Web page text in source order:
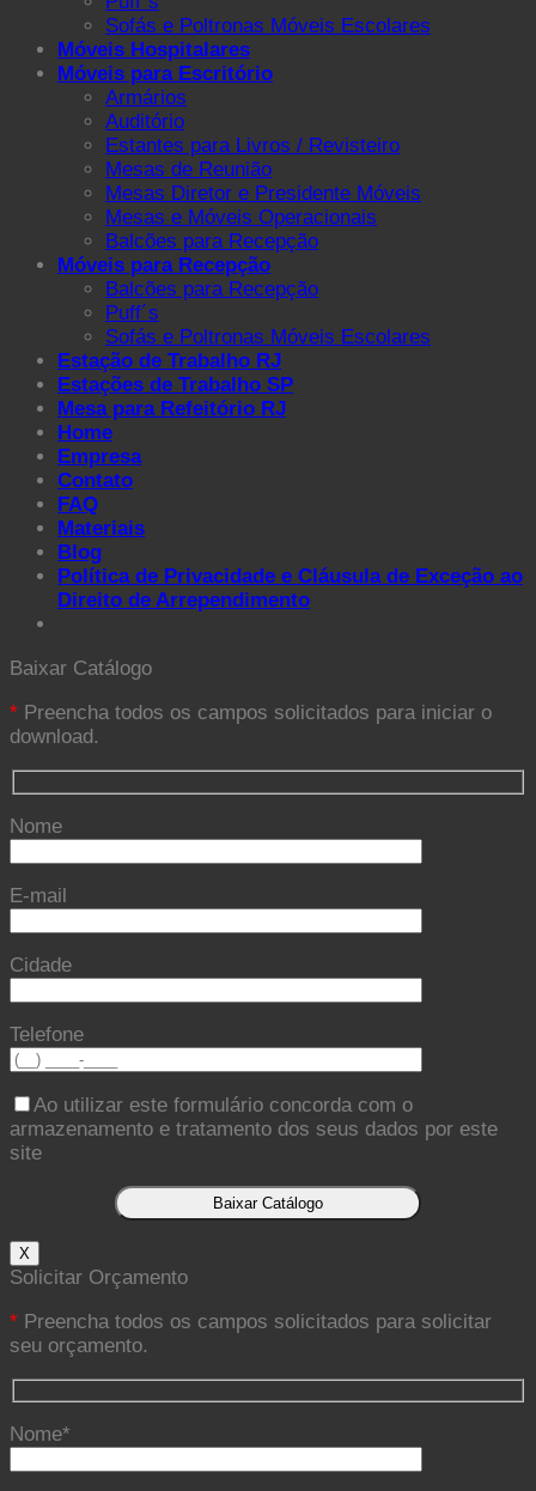
Sofás e Poltronas Móveis Escolares
Móveis Hospitalares
Móveis para Escritório
Armários
Auditório
Estantes para Livros / Revisteiro
Mesas de Reunião
Mesas Diretor e Presidente Móveis
Mesas e Móveis Operacionais
Balcões para Recepção
Móveis para Recepção
Balcões para Recepção
Puff´s
Sofás e Poltronas Móveis Escolares
Estação de Trabalho RJ
Estações de Trabalho SP
Mesa para Refeitório RJ
Home
Empresa
Contato
FAQ
Materiais
Blog
Política de Privacidade e Cláusula de Exceção ao
Direito de Arrependimento
Baixar Catálogo
* Preencha todos os campos solicitados para iniciar o
download.
Nome
E-mail
Cidade
Telefone
Ao utilizar este formulário concorda com o
armazenamento e tratamento dos seus dados por este
site
X
Solicitar Orçamento
* Preencha todos os campos solicitados para solicitar
seu orçamento.
Nome*